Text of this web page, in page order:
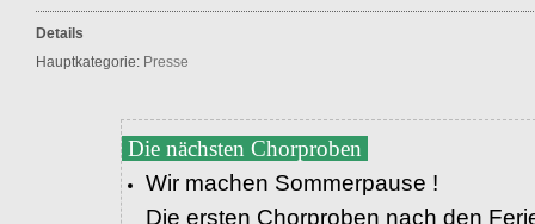
Details
Hauptkategorie: Presse
Die nächsten Chorproben
Wir machen Sommerpause !
Die ersten Chorproben nach den